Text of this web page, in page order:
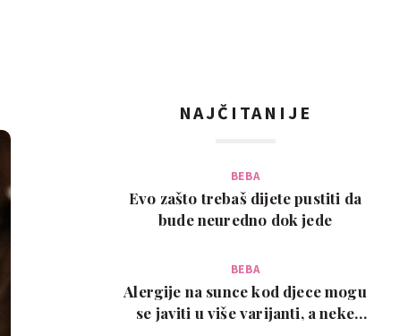
NAJČITANIJE
BEBA
Evo zašto trebaš dijete pustiti da
bude neuredno dok jede
BEBA
Alergije na sunce kod djece mogu
se javiti u više varijanti, a neke